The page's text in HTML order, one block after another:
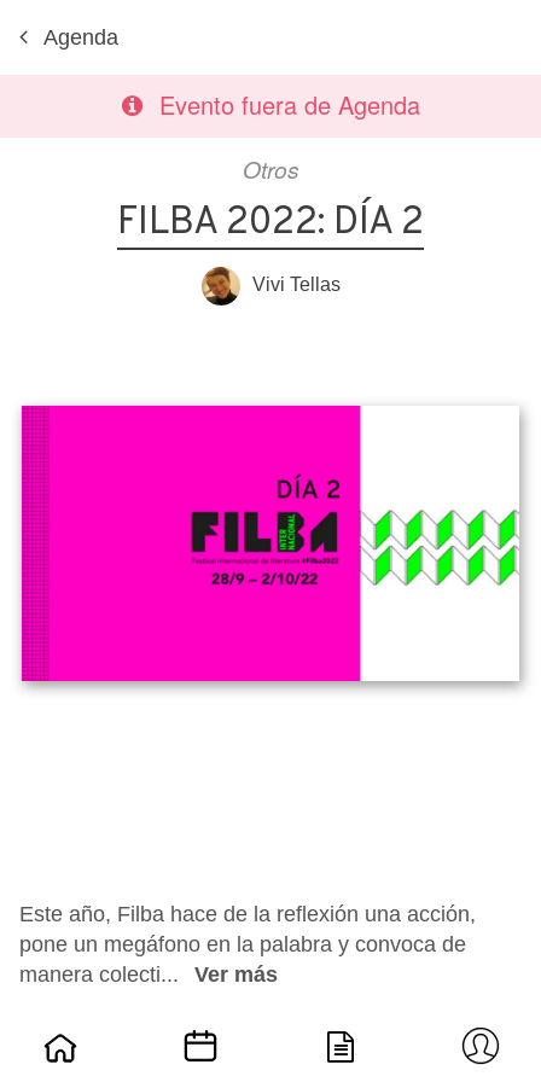
Agenda
Evento fuera de Agenda
Otros
FILBA 2022: DÍA 2
Vivi Tellas
Este año, Filba hace de la reflexión una acción,
pone un megáfono en la palabra y convoca de
manera colecti...
Ver más